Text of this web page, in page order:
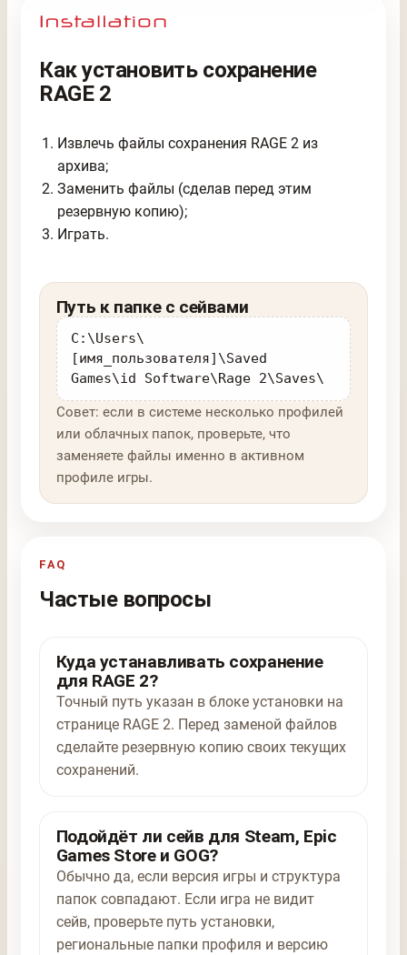
Как установить сохранение
RAGE 2
Извлечь файлы сохранения RAGE 2 из
архива;
Заменить файлы (сделав перед этим
резервную копию);
Играть.
Путь к папке с сейвами
C:\Users\
[имя_пользователя]\Saved
Games\id Software\Rage 2\Saves\
Совет: если в системе несколько профилей
или облачных папок, проверьте, что
заменяете файлы именно в активном
профиле игры.
FAQ
Частые вопросы
Куда устанавливать сохранение
для RAGE 2?
Точный путь указан в блоке установки на
странице RAGE 2. Перед заменой файлов
сделайте резервную копию своих текущих
сохранений.
Подойдёт ли сейв для Steam, Epic
Games Store и GOG?
Обычно да, если версия игры и структура
папок совпадают. Если игра не видит
сейв, проверьте путь установки,
региональные папки профиля и версию